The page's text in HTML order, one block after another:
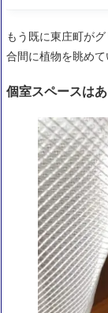
もう既に東庄町が
合間に植物を眺めて
個室スペースは